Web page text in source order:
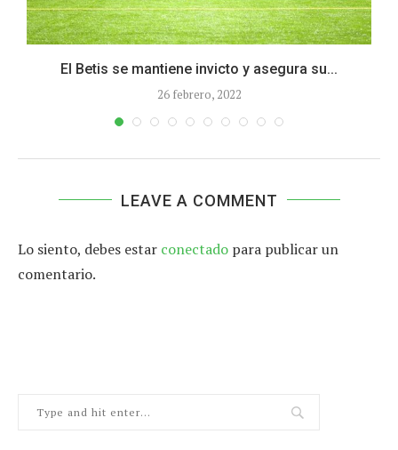
El Betis se mantiene invicto y asegura su...
26 febrero, 2022
LEAVE A COMMENT
Lo siento, debes estar conectado para publicar un
comentario.